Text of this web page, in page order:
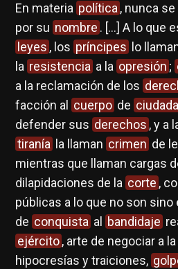
En materia política, nunca
por su nombre . […] A lo que
leyes , los príncipes lo
la resistencia a la opresión ;
a la reclamación de los
facción al cuerpo de
defender sus derechos , y a
tiranía la llaman crimen de
mientras que llaman cargas
dilapidaciones de la corte ,
públicas a lo que no son sino
de conquista al bandidaje
ejército, arte de negociar a
hipocresías y traiciones,